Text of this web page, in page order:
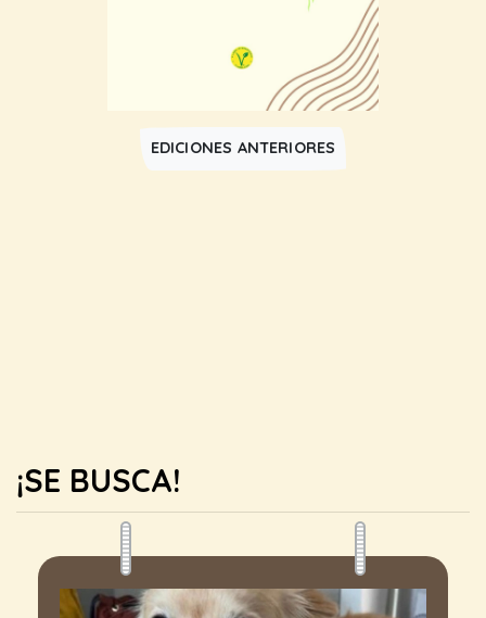
EDICIONES ANTERIORES
¡SE BUSCA!